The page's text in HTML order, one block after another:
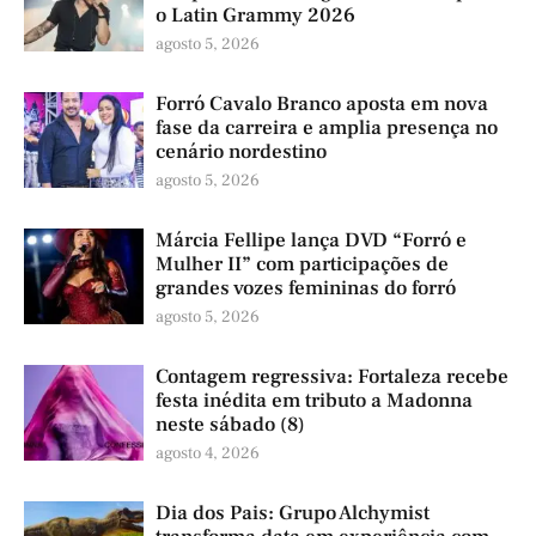
o Latin Grammy 2026
agosto 5, 2026
Forró Cavalo Branco aposta em nova
fase da carreira e amplia presença no
cenário nordestino
agosto 5, 2026
Márcia Fellipe lança DVD “Forró e
Mulher II” com participações de
grandes vozes femininas do forró
agosto 5, 2026
Contagem regressiva: Fortaleza recebe
festa inédita em tributo a Madonna
neste sábado (8)
agosto 4, 2026
Dia dos Pais: Grupo Alchymist